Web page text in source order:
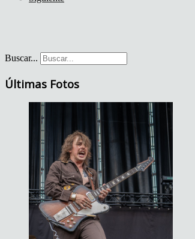
Buscar...
Últimas Fotos